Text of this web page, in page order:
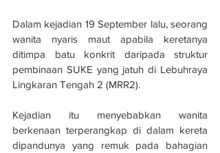
Dalam kejadian 19 September lalu, seorang
wanita nyaris maut apabila keretanya
ditimpa batu konkrit daripada struktur
pembinaan SUKE yang jatuh di Lebuhraya
Lingkaran Tengah 2 (MRR2).
Kejadian itu menyebabkan wanita
berkenaan terperangkap di dalam kereta
dipandunya yang remuk pada bahagian